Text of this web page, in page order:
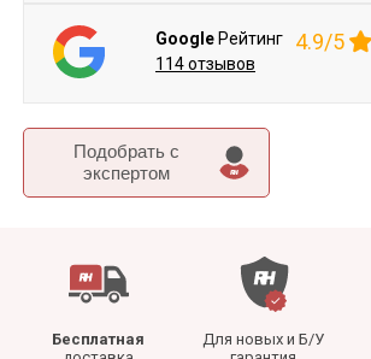
Подобрать c
экспертом
Бесплатная
Для новых и Б/У
Google Рейтинг 4.9/5
114 отзывов